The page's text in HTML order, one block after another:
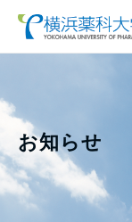
お知らせ